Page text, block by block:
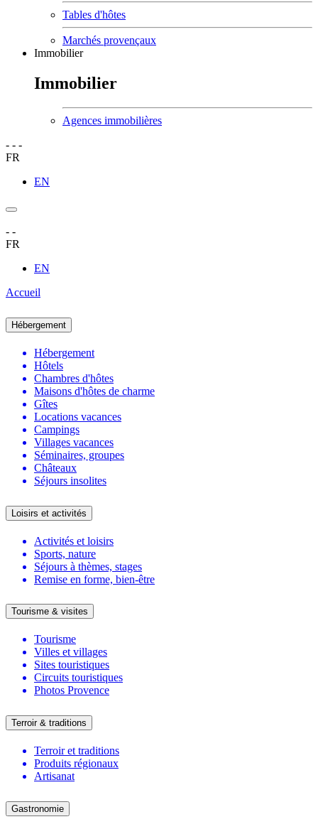
Tables d'hôtes
Marchés provençaux
Immobilier
Immobilier
Agences immobilières
- - -
FR
EN
- -
FR
EN
Accueil
Hébergement
Hébergement
Hôtels
Chambres d'hôtes
Maisons d'hôtes de charme
Gîtes
Locations vacances
Campings
Villages vacances
Séminaires, groupes
Châteaux
Séjours insolites
Loisirs et activités
Activités et loisirs
Sports, nature
Séjours à thèmes, stages
Remise en forme, bien-être
Tourisme & visites
Tourisme
Villes et villages
Sites touristiques
Circuits touristiques
Photos Provence
Terroir & traditions
Terroir et traditions
Produits régionaux
Artisanat
Gastronomie